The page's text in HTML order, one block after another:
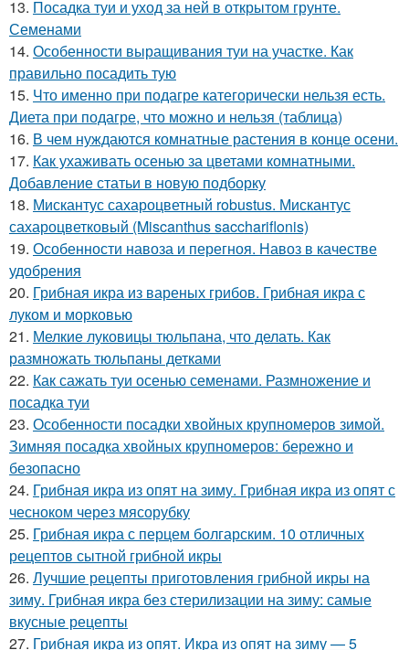
13. Посадка туи и уход за ней в открытом грунте.
Семенами
14. Особенности выращивания туи на участке. Как
правильно посадить тую
15. Что именно при подагре категорически нельзя есть.
Диета при подагре, что можно и нельзя (таблица)
16. В чем нуждаются комнатные растения в конце осени.
17. Как ухаживать осенью за цветами комнатными.
Добавление статьи в новую подборку
18. Мискантус сахароцветный robustus. Мискантус
сахароцветковый (Miscanthus sacchariflonis)
19. Особенности навоза и перегноя. Навоз в качестве
удобрения
20. Грибная икра из вареных грибов. Грибная икра с
луком и морковью
21. Мелкие луковицы тюльпана, что делать. Как
размножать тюльпаны детками
22. Как сажать туи осенью семенами. Размножение и
посадка туи
23. Особенности посадки хвойных крупномеров зимой.
Зимняя посадка хвойных крупномеров: бережно и
безопасно
24. Грибная икра из опят на зиму. Грибная икра из опят с
чесноком через мясорубку
25. Грибная икра с перцем болгарским. 10 отличных
рецептов сытной грибной икры
26. Лучшие рецепты приготовления грибной икры на
зиму. Грибная икра без стерилизации на зиму: самые
вкусные рецепты
27. Грибная икра из опят. Икра из опят на зиму — 5